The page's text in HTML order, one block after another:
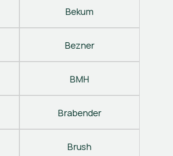
Bekum
Bezner
BMH
Brabender
Brush